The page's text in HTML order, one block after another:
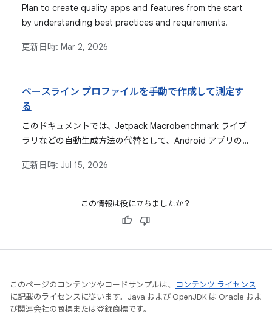
Plan to create quality apps and features from the start
by understanding best practices and requirements.
更新日時: Mar 2, 2026
ベースライン プロファイルを手動で作成して測定す
る
このドキュメントでは、Jetpack Macrobenchmark ライブ
ラリなどの自動生成方法の代替として、Android アプリの
定する方法について詳しく説明します。
更新日時: Jul 15, 2026
この情報は役に立ちましたか？
このページのコンテンツやコードサンプルは、
コンテンツ ライセンス
に記載のライセンスに従います。Java および OpenJDK は Oracle およ
び関連会社の商標または登録商標です。